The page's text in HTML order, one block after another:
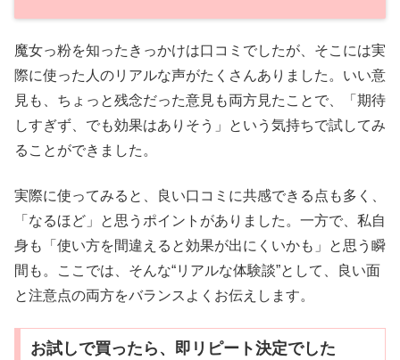
魔女っ粉を知ったきっかけは口コミでしたが、そこには実
際に使った人のリアルな声がたくさんありました。いい意
見も、ちょっと残念だった意見も両方見たことで、「期待
しすぎず、でも効果はありそう」という気持ちで試してみ
ることができました。
実際に使ってみると、良い口コミに共感できる点も多く、
「なるほど」と思うポイントがありました。一方で、私自
身も「使い方を間違えると効果が出にくいかも」と思う瞬
間も。ここでは、そんな“リアルな体験談”として、良い面
と注意点の両方をバランスよくお伝えします。
お試しで買ったら、即リピート決定でした